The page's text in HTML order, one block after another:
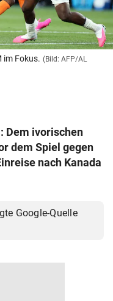
im Fokus. (Bild: AFP/AL
Dem ivorischen
dem Spiel gegen
nach Kanada
Google-Quelle